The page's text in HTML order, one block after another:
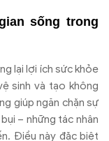
sống trong
lại lợi ích sức khỏe
sinh và tạo không
giúp ngăn chặn sự
– những tác nhân
Điều này đặc biệt